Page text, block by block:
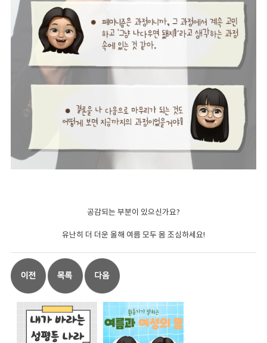
공감되는 부분이 있으신가요?
유난히 더 더운 올해 여름 모두 몸 조심하세요!